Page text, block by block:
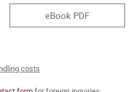
eBook PDF
costs